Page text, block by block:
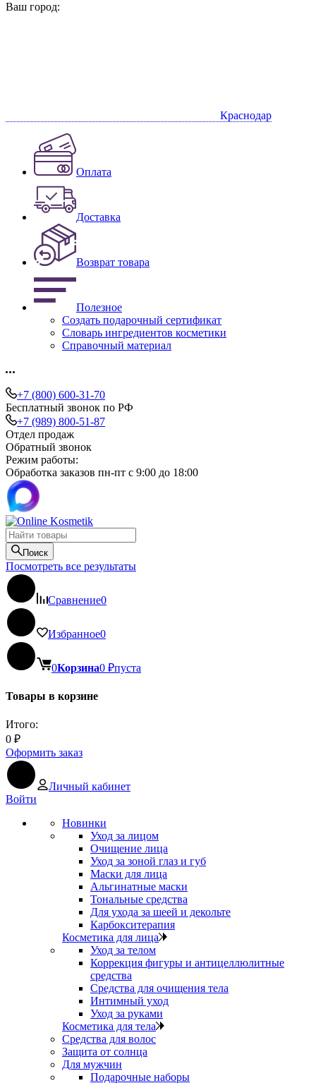
Ваш город:
Краснодар
Оплата
Доставка
Возврат товара
Полезное
Создать подарочный сертификат
Словарь ингредиентов косметики
Справочный материал
+7 (800) 600-31-70
Бесплатный звонок по РФ
+7 (989) 800-51-87
Отдел продаж
Обратный звонок
Режим работы:
Обработка заказов пн-пт с 9:00 до 18:00
Поиск
Посмотреть все результаты
Сравнение0
Избранное0
0Корзина0 ₽пуста
Товары в корзине
Итого:
0 ₽
Оформить заказ
Личный кабинет
Войти
Новинки
Уход за лицом
Очищение лица
Уход за зоной глаз и губ
Маски для лица
Альгинатные маски
Тональные средства
Для ухода за шеей и декольте
Карбокситерапия
Косметика для лица
Уход за телом
Коррекция фигуры и антицеллюлитные
средства
Средства для очищения тела
Интимный уход
Уход за руками
Косметика для тела
Средства для волос
Защита от солнца
Для мужчин
Подарочные наборы